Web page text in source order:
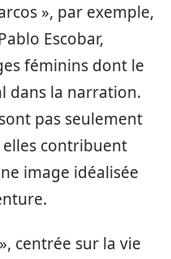
», par exemple,
Escobar,
féminins dont le
dans la narration.
pas seulement
elles contribuent
image idéalisée
centrée sur la vie